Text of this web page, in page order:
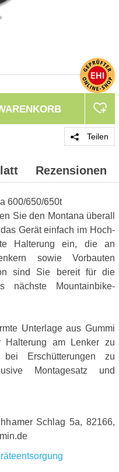
Teilen
Rezensionen
600/650/650t
Sie den Montana überall
Gerät einfach im Hoch-
Halterung ein, die an
sowie Vorbauten
sind Sie bereit für die
nächste Mountainbike-
Unterlage aus Gummi
am Lenker zu
Erschütterungen zu
Montagesatz und
Schlag 5a, 82166,